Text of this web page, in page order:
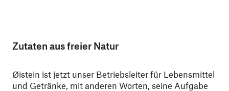
Zutaten aus freier Natur
Øistein ist jetzt unser Betriebsleiter für Lebensmittel
und Getränke, mit anderen Worten, seine Aufgabe